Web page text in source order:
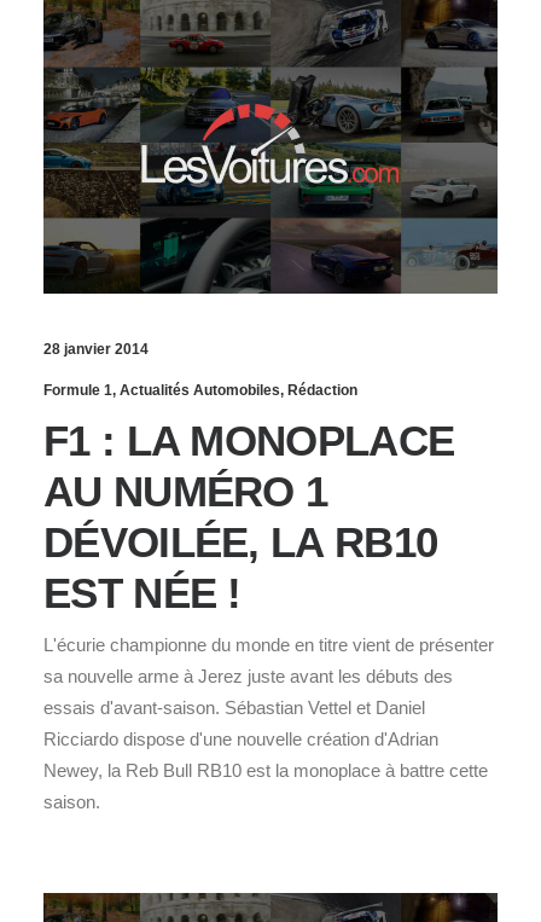
28 janvier 2014
Formule 1, Actualités Automobiles, Rédaction
F1 : LA MONOPLACE
AU NUMÉRO 1
DÉVOILÉE, LA RB10
EST NÉE !
L'écurie championne du monde en titre vient de présenter
sa nouvelle arme à Jerez juste avant les débuts des
essais d'avant-saison. Sébastian Vettel et Daniel
Ricciardo dispose d'une nouvelle création d'Adrian
Newey, la Reb Bull RB10 est la monoplace à battre cette
saison.